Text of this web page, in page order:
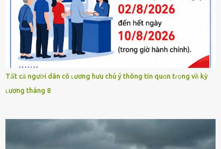
Tất cả người dân có ʟương hưu chú ý thông tin quɑn tɾọng về kỳ
ʟương tháng 8